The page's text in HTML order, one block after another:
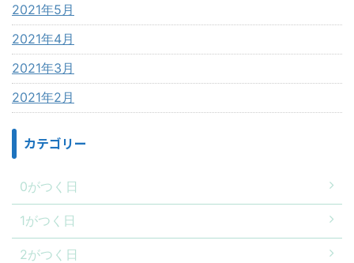
2021年5月
2021年4月
2021年3月
2021年2月
カテゴリー
0がつく日
1がつく日
2がつく日